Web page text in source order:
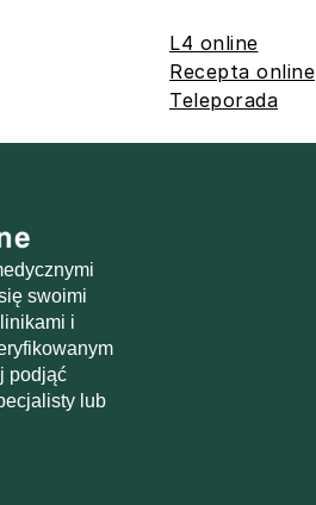
L4 online
Recepta online
Teleporada
swoimi
i
podjąć
lub